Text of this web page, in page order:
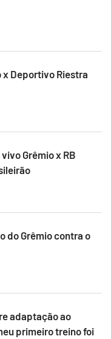
x Deportivo Riestra
Grêmio x RB
do Grêmio contra o
adaptação ao
primeiro treino foi